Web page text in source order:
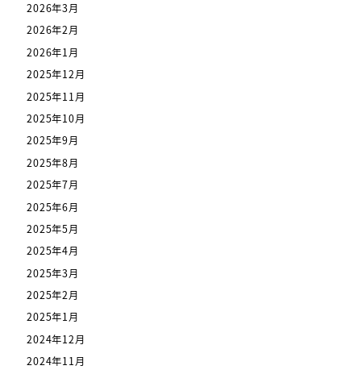
2026年3月
2026年2月
2026年1月
2025年12月
2025年11月
2025年10月
2025年9月
2025年8月
2025年7月
2025年6月
2025年5月
2025年4月
2025年3月
2025年2月
2025年1月
2024年12月
2024年11月